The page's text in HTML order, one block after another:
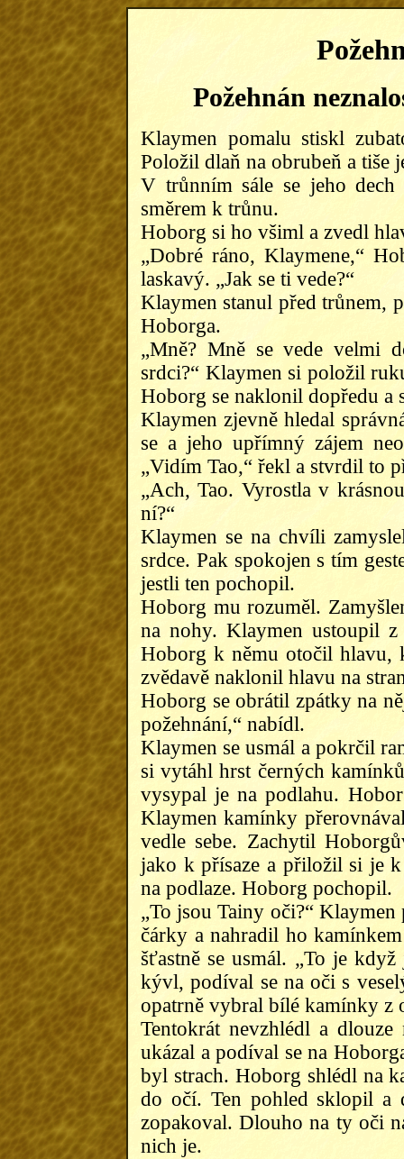
Požehnán
Klaymen pomalu stiskl
Položil dlaň na obrubeň a tiše
V trůnním sále se jeho
směrem k trůnu.
Hoborg si ho všiml a zvedl
„Dobré ráno, Klaymene,“
laskavý. „Jak se ti vede?“
Klaymen stanul před trůnem,
Hoborga.
„Mně? Mně se vede velmi
srdci?“ Klaymen si položil
Hoborg se naklonil dopředu a
Klaymen zjevně hledal
se a jeho upřímný zájem
„Vidím Tao,“ řekl a stvrdil to
„Ach, Tao. Vyrostla v
ní?“
Klaymen se na chvíli
srdce. Pak spokojen s tím
jestli ten pochopil.
Hoborg mu rozuměl.
na nohy. Klaymen ustoupil
Hoborg k němu otočil hlavu,
zvědavě naklonil hlavu na
Hoborg se obrátil zpátky na
požehnání,“ nabídl.
Klaymen se usmál a pokrčil
si vytáhl hrst černých
vysypal je na podlahu.
Klaymen kamínky
vedle sebe. Zachytil
jako k přísaze a přiložil si je
na podlaze. Hoborg pochopil.
„To jsou Tainy oči?“
čárky a nahradil ho
šťastně se usmál. „To je
kývl, podíval se na oči s
opatrně vybral bílé kamínky z
Tentokrát nevzhlédl a
ukázal a podíval se na
byl strach. Hoborg shlédl na
do očí. Ten pohled sklopil a
zopakoval. Dlouho na ty oči
nich je.